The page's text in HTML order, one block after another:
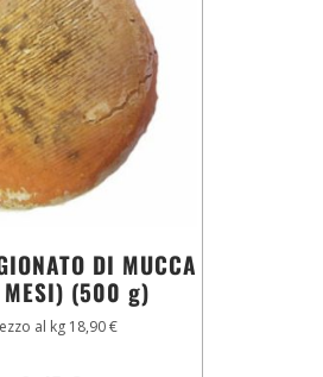
DI MUCCA
(500 g)
al kg 18,90 €